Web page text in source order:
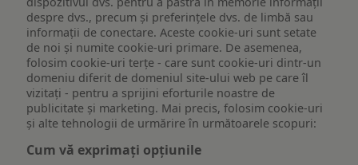
despre dvs., precum și preferințele dvs. de limbă sau
informații de conectare. Aceste cookie-uri sunt setate
de noi și numite cookie-uri primare. De asemenea,
folosim cookie-uri terțe - care sunt cookie-uri dintr-un
domeniu diferit de domeniul site-ului web pe care îl
vizitați - pentru a sprijini eforturile noastre de
publicitate și marketing. Mai precis, folosim cookie-uri
și alte tehnologii de urmărire în următoarele scopuri:
Cum vă exprimați opțiunile